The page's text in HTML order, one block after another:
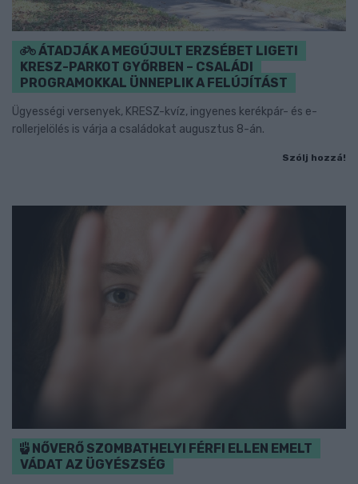
ÁTADJÁK A MEGÚJULT ERZSÉBET LIGETI
KRESZ-PARKOT GYŐRBEN – CSALÁDI
PROGRAMOKKAL ÜNNEPLIK A FELÚJÍTÁST
Ügyességi versenyek, KRESZ-kvíz, ingyenes kerékpár- és e-
rollerjelölés is várja a családokat augusztus 8-án.
Szólj hozzá!
NŐVERŐ SZOMBATHELYI FÉRFI ELLEN EMELT
VÁDAT AZ ÜGYÉSZSÉG